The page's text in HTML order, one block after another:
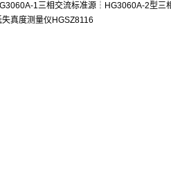
1三相交流标准源 ┆ HG3060A-2型三
失真度测量仪HGSZ8116